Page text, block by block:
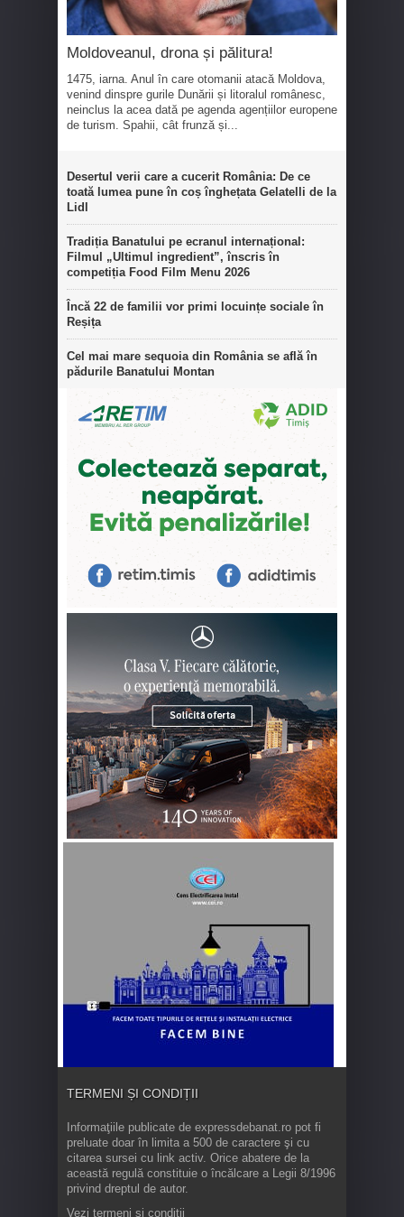
Moldoveanul, drona și pălitura!
1475, iarna. Anul în care otomanii atacă Moldova,
venind dinspre gurile Dunării și litoralul românesc,
neinclus la acea dată pe agenda agențiilor europene
de turism. Spahii, cât frunză și...
Desertul verii care a cucerit România: De ce
toată lumea pune în coș înghețata Gelatelli de la
Lidl
Tradiția Banatului pe ecranul internațional:
Filmul „Ultimul ingredient”, înscris în
competiția Food Film Menu 2026
Încă 22 de familii vor primi locuințe sociale în
Reșița
Cel mai mare sequoia din România se află în
pădurile Banatului Montan
TERMENI ȘI CONDIȚII
Informaţiile publicate de expressdebanat.ro pot fi
preluate doar în limita a 500 de caractere şi cu
citarea sursei cu link activ. Orice abatere de la
această regulă constituie o încălcare a Legii 8/1996
privind dreptul de autor.
Vezi termeni și condiții